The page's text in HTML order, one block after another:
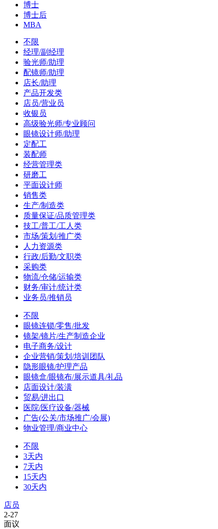
博士
博士后
MBA
不限
经理/副经理
验光师/助理
配镜师/助理
店长/助理
产品开发类
店员/营业员
收银员
高级验光师/专业顾问
眼镜设计师/助理
定配工
装配师
经营管理类
研磨工
平面设计师
销售类
生产/制造类
质量保证/品质管理类
技工/普工/工人类
市场/策划/推广类
人力资源类
行政/后勤/文职类
采购类
物流/仓储/运输类
财务/审计/统计类
业务员/推销员
不限
眼镜连锁/零售/批发
镜架/镜片/生产制造企业
电子商务/设计
企业营销/策划/培训团队
隐形眼镜/护理产品
眼镜盒/眼镜布/展示道具/礼品
店面设计/装潢
贸易/进出口
医院/医疗设备/器械
广告(公关/市场推广/会展)
物业管理/商业中心
不限
3天内
7天内
15天内
30天内
店员
2-27
面议